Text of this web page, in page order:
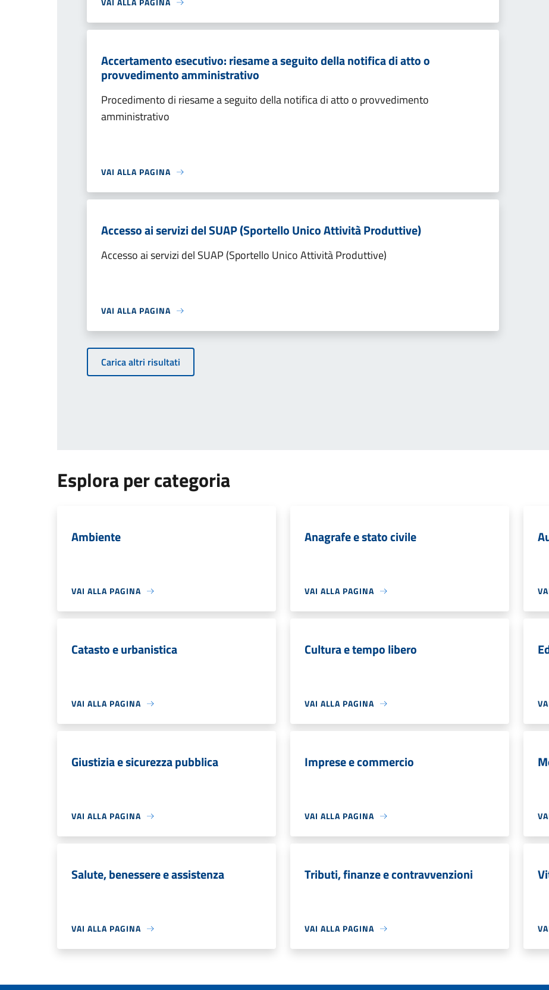
Accertamento esecutivo: riesame a seguito della notifica di atto o
provvedimento amministrativo
Procedimento di riesame a seguito della notifica di atto o provvedimento
amministrativo
VAI ALLA PAGINA
Accesso ai servizi del SUAP (Sportello Unico Attività Produttive)
Accesso ai servizi del SUAP (Sportello Unico Attività Produttive)
VAI ALLA PAGINA
Carica altri risultati
Esplora per categoria
Ambiente
VAI ALLA PAGINA
Anagrafe e stato civile
VAI ALLA PAGINA
Catasto e urbanistica
VAI ALLA PAGINA
Cultura e tempo libero
VAI ALLA PAGINA
Giustizia e sicurezza pubblica
VAI ALLA PAGINA
Imprese e commercio
VAI ALLA PAGINA
Salute, benessere e assistenza
VAI ALLA PAGINA
Tributi, finanze e contravvenzioni
VAI ALLA PAGINA